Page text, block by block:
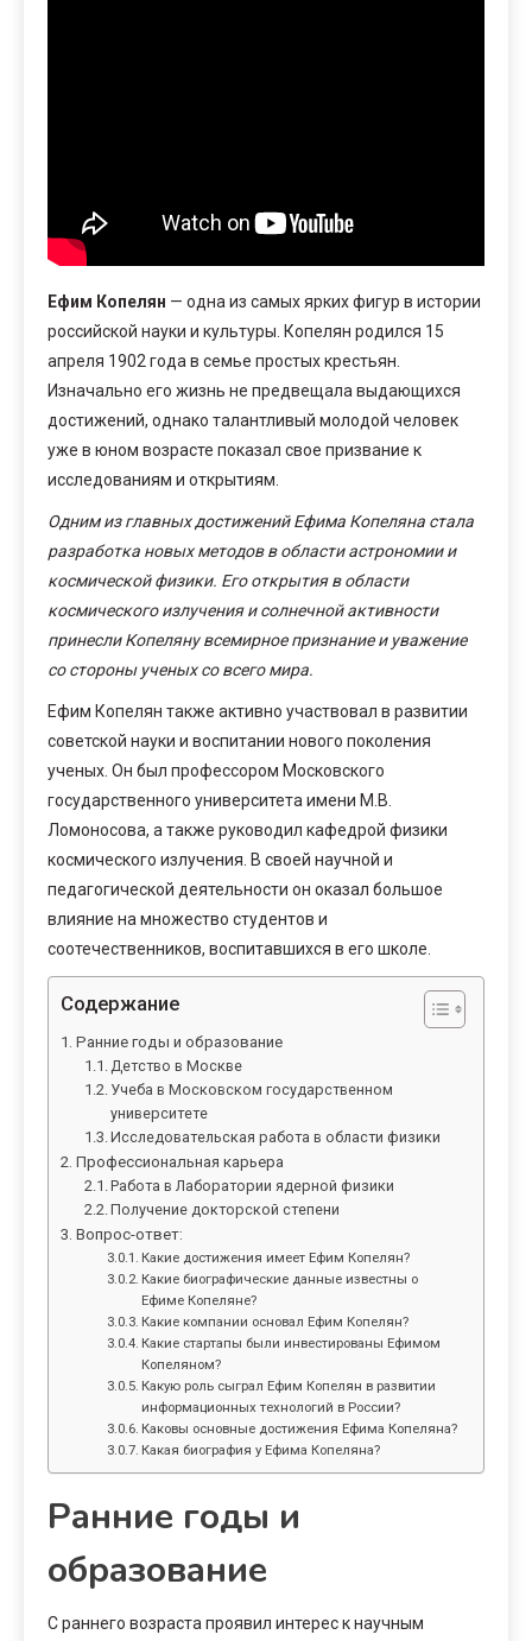
Ефим Копелян — одна из самых ярких фигур в истории
российской науки и культуры. Копелян родился 15
апреля 1902 года в семье простых крестьян.
Изначально его жизнь не предвещала выдающихся
достижений, однако талантливый молодой человек
уже в юном возрасте показал свое призвание к
исследованиям и открытиям.
Одним из главных достижений Ефима Копеляна стала
разработка новых методов в области астрономии и
космической физики. Его открытия в области
космического излучения и солнечной активности
принесли Копеляну всемирное признание и уважение
со стороны ученых со всего мира.
Ефим Копелян также активно участвовал в развитии
советской науки и воспитании нового поколения
ученых. Он был профессором Московского
государственного университета имени М.В.
Ломоносова, а также руководил кафедрой физики
космического излучения. В своей научной и
педагогической деятельности он оказал большое
влияние на множество студентов и
соотечественников, воспитавшихся в его школе.
Содержание
Ранние годы и образование
Детство в Москве
Учеба в Московском государственном
университете
Исследовательская работа в области физики
Профессиональная карьера
Работа в Лаборатории ядерной физики
Получение докторской степени
Вопрос-ответ:
Какие достижения имеет Ефим Копелян?
Какие биографические данные известны о
Ефиме Копеляне?
Какие компании основал Ефим Копелян?
Какие стартапы были инвестированы Ефимом
Копеляном?
Какую роль сыграл Ефим Копелян в развитии
информационных технологий в России?
Каковы основные достижения Ефима Копеляна?
Какая биография у Ефима Копеляна?
Ранние годы и
образование
С раннего возраста проявил интерес к научным